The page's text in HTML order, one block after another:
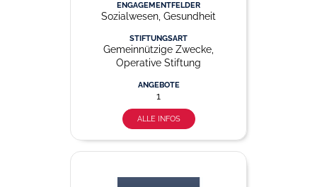
ENGAGEMENTFELDER
Sozialwesen, Gesundheit
STIFTUNGSART
Gemeinnützige Zwecke,
Operative Stiftung
ANGEBOTE
1
ALLE INFOS